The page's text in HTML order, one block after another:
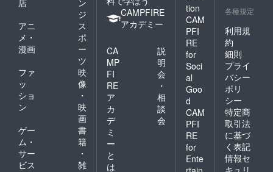
ジ
アニ
メ・
漫画
ス
ポ
ー
ツ
ファ
ッ
ショ
ン
映
像
・
映
画
ゲー
ム・
サー
ビス
書
籍
・
雑
CAMPFIRE
アカデミー
CA
MP
FI
RE
ア
カ
デ
ミ
ー
と
は
説
明
会
・
相
談
会
tion
CAM
PFI
RE
for
Soci
al
Goo
d
CAM
PFI
RE
for
Ente
各種規定
利用規
約
細則
プライ
バシー
ポリ
シー
特定商
取引法
に基づ
く表記
情報セ
キュリ